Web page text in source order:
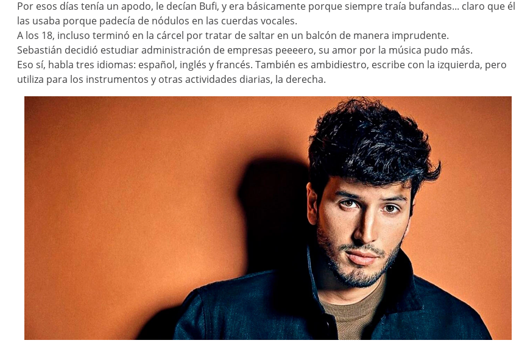
Por esos días tenía un apodo, le decían Bufi, y era básicamente porque siempre traía bufandas... claro que él
las usaba porque padecía de nódulos en las cuerdas vocales.
A los 18, incluso terminó en la cárcel por tratar de saltar en un balcón de manera imprudente.
Sebastián decidió estudiar administración de empresas peeeero, su amor por la música pudo más.
Eso sí, habla tres idiomas: español, inglés y francés. También es ambidiestro, escribe con la izquierda, pero
utiliza para los instrumentos y otras actividades diarias, la derecha.